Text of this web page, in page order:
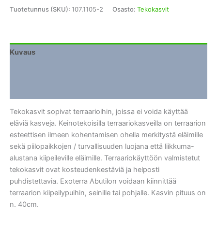
Tuotetunnus (SKU): 107.1105-2 Osasto: Tekokasvit
Kuvaus
Tekokasvit sopivat terraarioihin, joissa ei voida käyttää
eläviä kasveja. Keinotekoisilla terraariokasveilla on terraarion
esteettisen ilmeen kohentamisen ohella merkitystä eläimille
sekä piilopaikkojen / turvallisuuden luojana että liikkuma-
alustana kiipeileville eläimille. Terraariokäyttöön valmistetut
tekokasvit ovat kosteudenkestäviä ja helposti
puhdistettavia. Exoterra Abutilon voidaan kiinnittää
terraarion kiipeilypuihin, seinille tai pohjalle. Kasvin pituus on
n. 40cm.